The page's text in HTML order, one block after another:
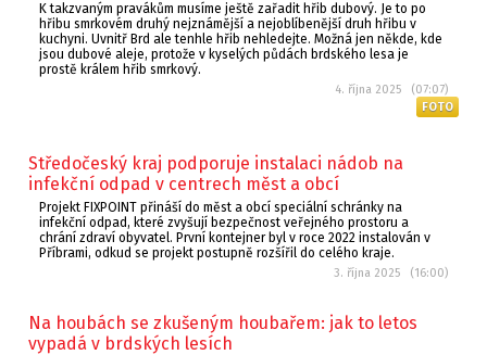
K takzvaným pravákům musíme ještě zařadit hřib dubový. Je to po
hřibu smrkovém druhý nejznámější a nejoblíbenější druh hřibu v
kuchyni. Uvnitř Brd ale tenhle hřib nehledejte. Možná jen někde, kde
jsou dubové aleje, protože v kyselých půdách brdského lesa je
prostě králem hřib smrkový.
4. října 2025 (07:07)
FOTO
Středočeský kraj podporuje instalaci nádob na
infekční odpad v centrech měst a obcí
Projekt FIXPOINT přináší do měst a obcí speciální schránky na
infekční odpad, které zvyšují bezpečnost veřejného prostoru a
chrání zdraví obyvatel. První kontejner byl v roce 2022 instalován v
Příbrami, odkud se projekt postupně rozšířil do celého kraje.
3. října 2025 (16:00)
Na houbách se zkušeným houbařem: jak to letos
vypadá v brdských lesích